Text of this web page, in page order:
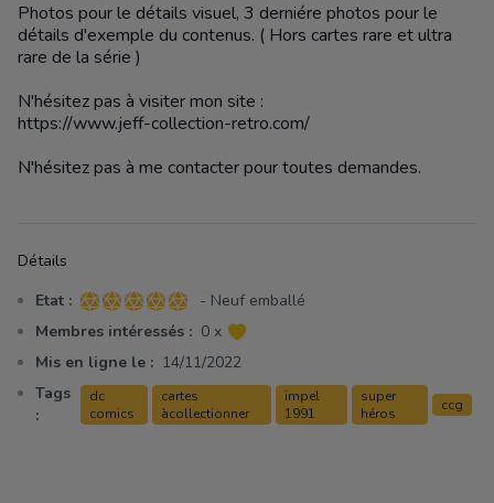
Photos pour le détails visuel, 3 derniére photos pour le
détails d'exemple du contenus. ( Hors cartes rare et ultra
rare de la série )
N'hésitez pas à visiter mon site :
https://www.jeff-collection-retro.com/
N'hésitez pas à me contacter pour toutes demandes.
Détails
Etat : 5 sur 5 étoiles
- Neuf emballé
Membres intéressés : 0 x
Mis en ligne le : 14/11/2022
Tags
:
dc
comics
cartes
àcollectionner
impel
1991
super
héros
ccg